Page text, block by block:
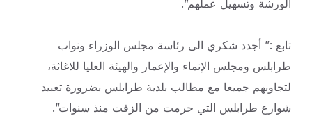
الورشة وتسهيل عملهم”.
تابع :” أجدد شكري الى رئاسة مجلس الوزراء ونواب
طرابلس ومجلس الإنماء والإعمار والهيئة العليا للاغاثة،
لتجاوبهم جميعا مع مطالب بلدية طرابلس بضرورة تعبيد
شوارع طرابلس التي حرمت من الزفت منذ سنوات”.